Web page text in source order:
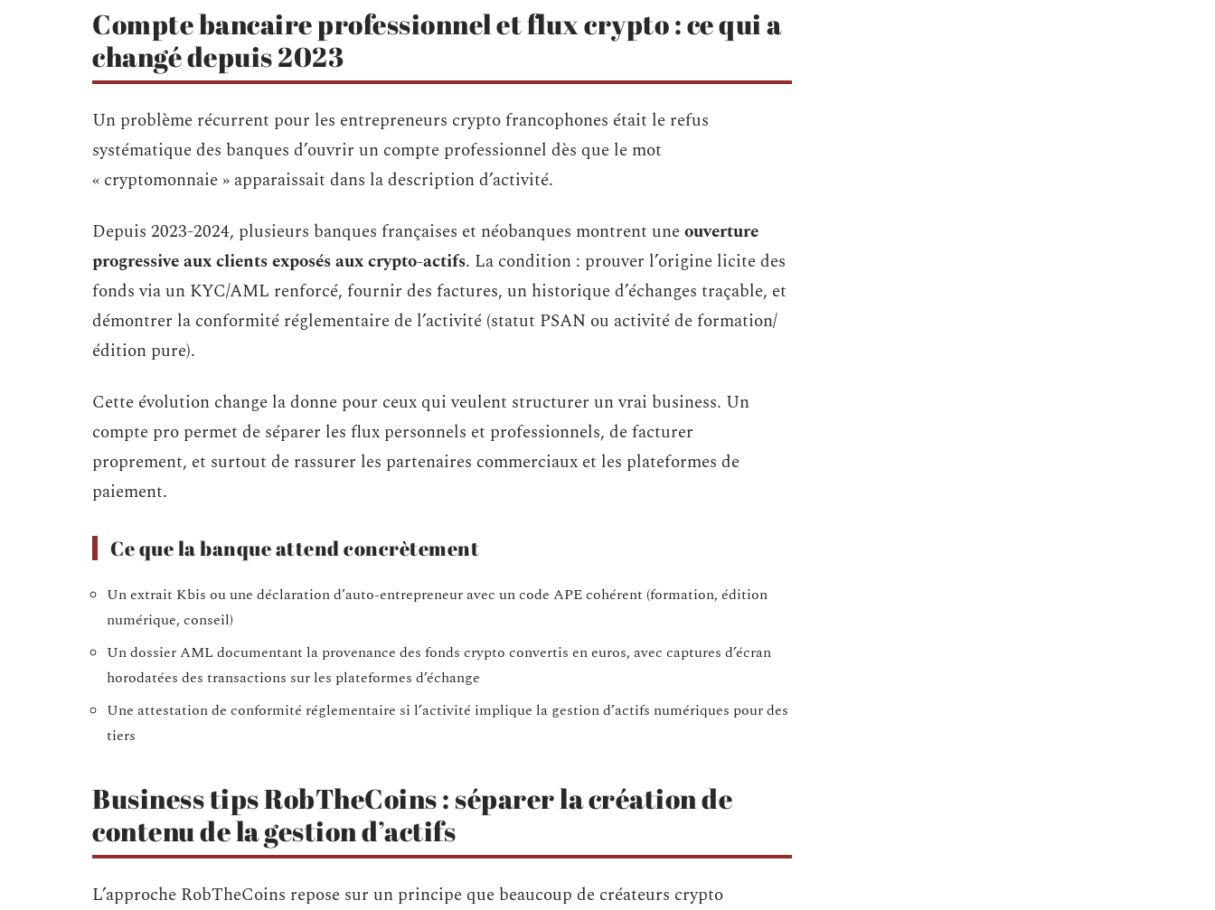
Compte bancaire professionnel et flux crypto : ce qui a
changé depuis 2023
Un problème récurrent pour les entrepreneurs crypto francophones était le refus
systématique des banques d’ouvrir un compte professionnel dès que le mot
« cryptomonnaie » apparaissait dans la description d’activité.
Depuis 2023-2024, plusieurs banques françaises et néobanques montrent uneouverture
progressive aux clients exposés aux crypto-actifs. La condition : prouver l’origine licite des
fonds via un KYC/AML renforcé, fournir des factures, un historique d’échanges traçable, et
démontrer la conformité réglementaire de l’activité (statut PSAN ou activité de formation/
édition pure).
Cette évolution change la donne pour ceux qui veulent structurer un vrai business. Un
compte pro permet de séparer les flux personnels et professionnels, de facturer
proprement, et surtout de rassurer les partenaires commerciaux et les plateformes de
paiement.
Ce que la banque attend concrètement
Un extrait Kbis ou une déclaration d’auto-entrepreneur avec un code APE cohérent (formation, édition
numérique, conseil)
Un dossier AML documentant la provenance des fonds crypto convertis en euros, avec captures d’écran
horodatées des transactions sur les plateformes d’échange
Une attestation de conformité réglementaire si l’activité implique la gestion d’actifs numériques pour des
tiers
Business tips RobTheCoins : séparer la création de
contenu de la gestion d’actifs
L’approche RobTheCoins repose sur un principe que beaucoup de créateurs crypto